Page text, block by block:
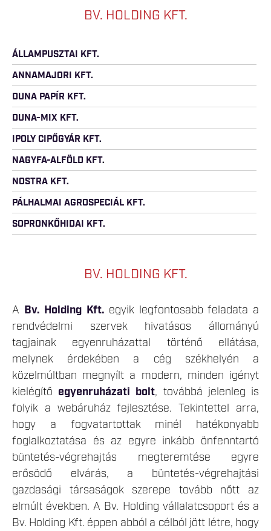
BV. HOLDING KFT.
ÁLLAMPUSZTAI KFT.
ANNAMAJORI KFT.
DUNA PAPÍR KFT.
DUNA-MIX KFT.
IPOLY CIPŐGYÁR KFT.
NAGYFA-ALFÖLD KFT.
NOSTRA KFT.
PÁLHALMAI AGROSPECIÁL KFT.
SOPRONKŐHIDAI KFT.
BV. HOLDING KFT.
A Bv. Holding Kft. egyik legfontosabb feladata a
rendvédelmi szervek hivatásos állományú
tagjainak egyenruházattal történő ellátása,
melynek érdekében a cég székhelyén a
közelmúltban megnyílt a modern, minden igényt
kielégítő egyenruházati bolt, továbbá jelenleg is
folyik a webáruház fejlesztése. Tekintettel arra,
hogy a fogvatartottak minél hatékonyabb
foglalkoztatása és az egyre inkább önfenntartó
büntetés-végrehajtás megteremtése egyre
erősödő elvárás, a büntetés-végrehajtási
gazdasági társaságok szerepe tovább nőtt az
elmúlt években. A Bv. Holding vállalatcsoport és a
Bv. Holding Kft. éppen abból a célból jött létre, hogy